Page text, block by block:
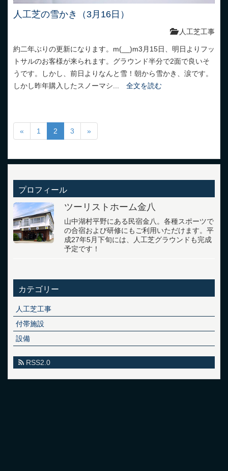
人工芝の雪かき（3月16日）
人工芝工事
約二年ぶりの更新になります。m(__)m3月15日、明日よりフッ
トサルのお客様が来られます。グラウンド半分で2面で良いそ
うです。しかし、前日よりなんと雪！朝から雪かき、涙です。
しかし昨年購入したスノーマシ... 全文を読む
« 1 2 3 »
プロフィール
ツーリストホーム金八
山中湖村平野にある民宿金八。各種スポーツで
の合宿および研修にもご利用いただけます。平
成27年5月下旬には、人工芝グラウンドも完成
予定です！
カテゴリー
人工芝工事
付帯施設
設備
RSS2.0